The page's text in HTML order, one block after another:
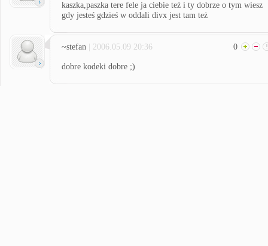
kaszka,paszka tere fele ja ciebie też i ty dobrze o tym wiesz
gdy jesteś gdzieś w oddali divx jest tam też
~stefan | 2006.05.09 20:36 0
dobre kodeki dobre ;)